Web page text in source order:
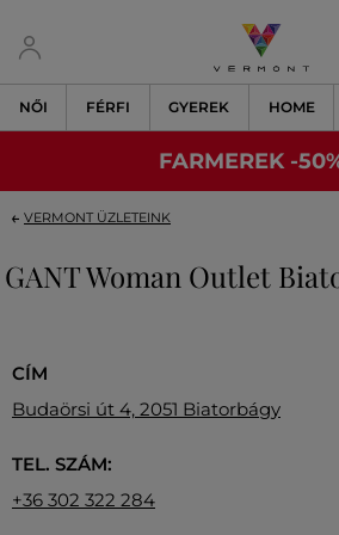
NŐI FÉRFI GYEREK HOME
FARMEREK -
VERMONT ÜZLETEINK
GANT Woman Outlet
CÍM
Budaörsi út 4, 2051 Biatorbágy
TEL. SZÁM:
+36 302 322 284